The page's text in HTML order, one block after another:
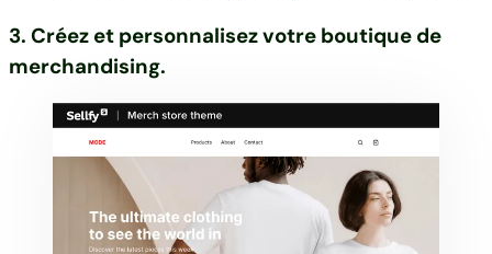
3. Créez et personnalisez votre boutique de
merchandising.